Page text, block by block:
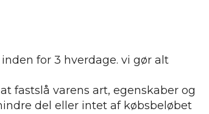
for 3 hverdage. vi gør alt
fastslå varens art, egenskaber og
del eller intet af købsbeløbet